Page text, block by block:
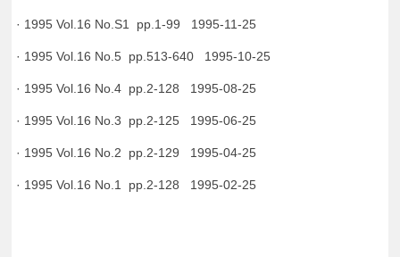
· 1995 Vol.16 No.S1 pp.1-99 1995-11-25
· 1995 Vol.16 No.5 pp.513-640 1995-10-25
· 1995 Vol.16 No.4 pp.2-128 1995-08-25
· 1995 Vol.16 No.3 pp.2-125 1995-06-25
· 1995 Vol.16 No.2 pp.2-129 1995-04-25
· 1995 Vol.16 No.1 pp.2-128 1995-02-25